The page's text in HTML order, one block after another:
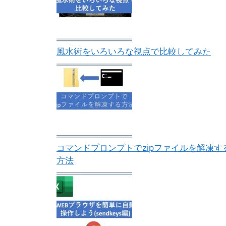
風水術をいろいろな視点で比較してみた
コマンドプロンプトでzipファイルを解凍す
方法